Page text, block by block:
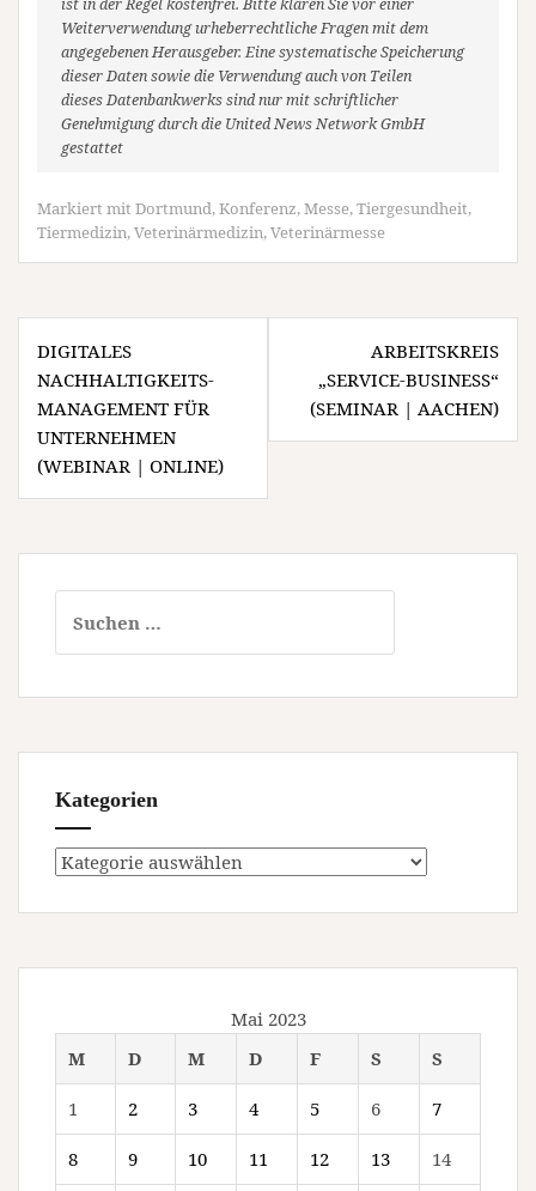
ist in der Regel kostenfrei. Bitte klären Sie vor einer
Weiterverwendung urheberrechtliche Fragen mit dem
angegebenen Herausgeber. Eine systematische Speicherung
dieser Daten sowie die Verwendung auch von Teilen
dieses Datenbankwerks sind nur mit schriftlicher
Genehmigung durch die United News Network GmbH
gestattet
Markiert mit Dortmund,Konferenz,Messe,Tiergesundheit,
Tiermedizin,Veterinärmedizin,Veterinärmesse
Beitragsnavigation
DIGITALES
NACHHALTIGKEITS-
MANAGEMENT FÜR
UNTERNEHMEN
(WEBINAR | ONLINE)
ARBEITSKREIS
„SERVICE-BUSINESS“
(SEMINAR | AACHEN)
nach:
Kategorien
Kategorien
Mai 2023
M
D M D F S S
1 2 3 4 5 6 7
8 9 10 11 12 13 14